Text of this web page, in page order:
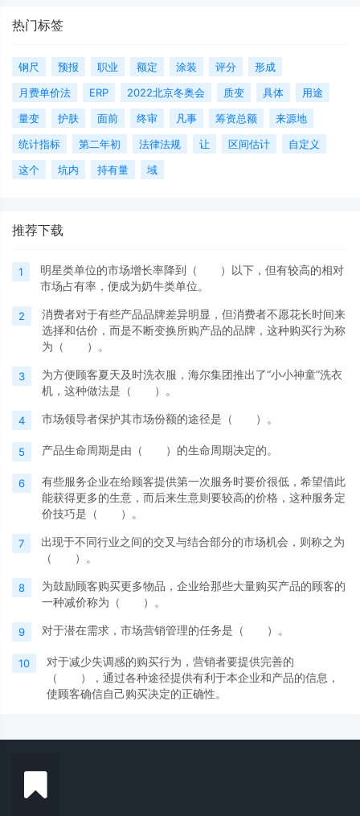
热门标签
钢尺 预报 职业 额定 涂装 评分
形成
月费单价法
ERP 2022北京冬奥会 质变 具体
用途
量变
护肤 面前 终审 凡事 筹资总额
来源地
统计指标
第二年初 法律法规 让 区间估计
自定义
这个
坑内 持有量 域
推荐下载
1
明星类单位的市场增长率降到（ ）以下，但有较高的相对
市场占有率，便成为奶牛类单位。
2
消费者对于有些产品品牌差异明显，但消费者不愿花长时间来
选择和估价，而是不断变换所购产品的品牌，这种购买行为称
为（ ）。
3
为方便顾客夏天及时洗衣服，海尔集团推出了“小小神童”洗衣
机，这种做法是（ ）。
4 市场领导者保护其市场份额的途径是（ ）。
5 产品生命周期是由（ ）的生命周期决定的。
6
有些服务企业在给顾客提供第一次服务时要价很低，希望借此
能获得更多的生意，而后来生意则要较高的价格，这种服务定
价技巧是（ ）。
7
出现于不同行业之间的交叉与结合部分的市场机会，则称之为
（ ）。
8
为鼓励顾客购买更多物品，企业给那些大量购买产品的顾客的
一种减价称为（ ）。
9 对于潜在需求，市场营销管理的任务是（ ）。
10
对于减少失调感的购买行为，营销者要提供完善的
（ ），通过各种途径提供有利于本企业和产品的信息，
使顾客确信自己购买决定的正确性。